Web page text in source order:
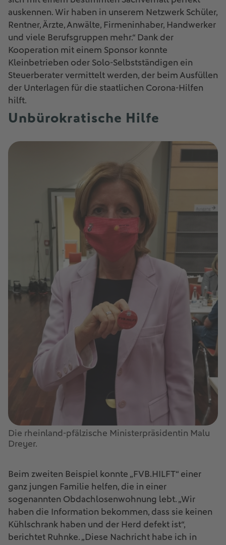
auskennen. Wir haben in unserem Netzwerk Schüler,
Rentner, Ärzte, Anwälte, Firmeninhaber, Handwerker
und viele Berufsgruppen mehr.“ Dank der
Kooperation mit einem Sponsor konnte
Kleinbetrieben oder Solo-Selbstständigen ein
Steuerberater vermittelt werden, der beim Ausfüllen
der Unterlagen für die staatlichen Corona-Hilfen
hilft.
Unbürokratische Hilfe
Die rheinland-pfälzische Ministerpräsidentin Malu
Dreyer.
Beim zweiten Beispiel konnte „FVB.HILFT“ einer
ganz jungen Familie helfen, die in einer
sogenannten Obdachlosenwohnung lebt. „Wir
haben die Information bekommen, dass sie keinen
Kühlschrank haben und der Herd defekt ist“,
berichtet Ruhnke. „Diese Nachricht habe ich in